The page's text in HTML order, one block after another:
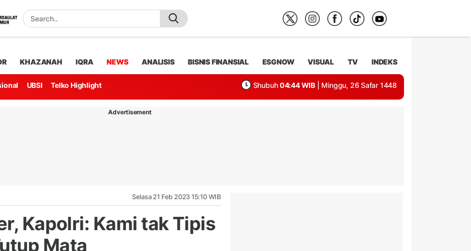
KHAZANAH IQRA NEWS ANALISIS BISNIS FINANSIAL ESGNOW VISUAL TV INDEKS
UBSI Telko Highlight Shubuh 04:44 WIB | Minggu, 26 Safar 1448
Advertisement
Selasa 21 Feb 2023 15:10 WIB
Kapolri: Kami tak Tipis
Mata